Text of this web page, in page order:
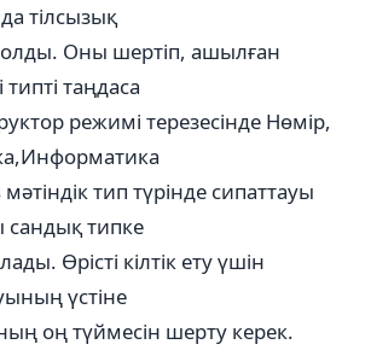
тілсызық
Оны шертіп, ашылған
типті таңдаса
режимі терезесінде Нөмір,
мәтіндік тип түрінде сипаттауы
типке
Өрісті кілтік ету үшін
үстіне
оң түймесін шерту керек.